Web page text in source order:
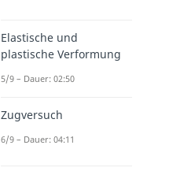
Elastische und
plastische Verformung
5/9 – Dauer: 02:50
Zugversuch
6/9 – Dauer: 04:11